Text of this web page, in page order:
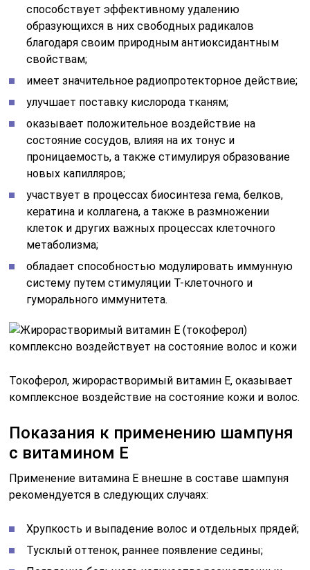
способствует эффективному удалению
образующихся в них свободных радикалов
благодаря своим природным антиоксидантным
свойствам;
имеет значительное радиопротекторное действие;
улучшает поставку кислорода тканям;
оказывает положительное воздействие на
состояние сосудов, влияя на их тонус и
проницаемость, а также стимулируя образование
новых капилляров;
участвует в процессах биосинтеза гема, белков,
кератина и коллагена, а также в размножении
клеток и других важных процессах клеточного
метаболизма;
обладает способностью модулировать иммунную
систему путем стимуляции Т-клеточного и
гуморального иммунитета.
Токоферол, жирорастворимый витамин Е, оказывает
комплексное воздействие на состояние кожи и волос.
Показания к применению шампуня
с витамином Е
Применение витамина Е внешне в составе шампуня
рекомендуется в следующих случаях:
Хрупкость и выпадение волос и отдельных прядей;
Тусклый оттенок, раннее появление седины;